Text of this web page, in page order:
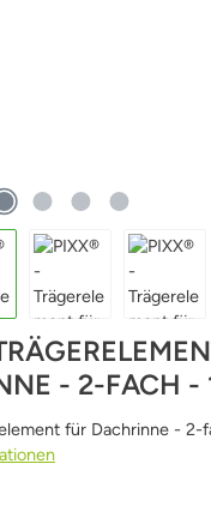
- 2-FACH -
für Dachrinne - 2-